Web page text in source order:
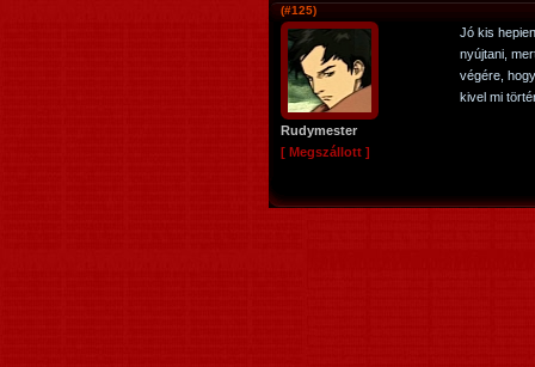
(#125)
Rudymester
[ Megszállott ]
Jó kis
nyújtani,
végére,
kivel mi